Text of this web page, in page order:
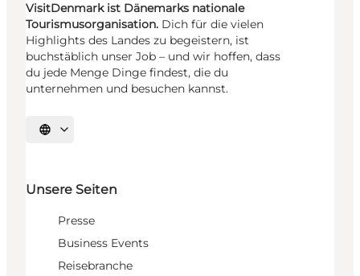
VisitDenmark ist Dänemarks nationale
Tourismusorganisation. Dich für die vielen
Highlights des Landes zu begeistern, ist
buchstäblich unser Job – und wir hoffen, dass
du jede Menge Dinge findest, die du
unternehmen und besuchen kannst.
Sprache auswählen
Unsere Seiten
Presse
Business Events
Reisebranche